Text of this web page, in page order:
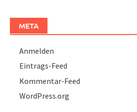
META
Anmelden
Eintrags-Feed
Kommentar-Feed
WordPress.org